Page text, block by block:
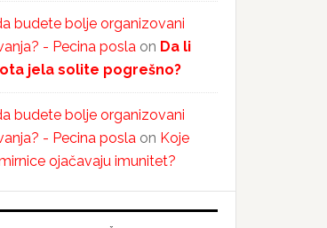
budete bolje organizovani
- Pecina posla on Da li
jela solite pogrešno?
budete bolje organizovani
- Pecina posla on Koje
ojačavaju imunitet?